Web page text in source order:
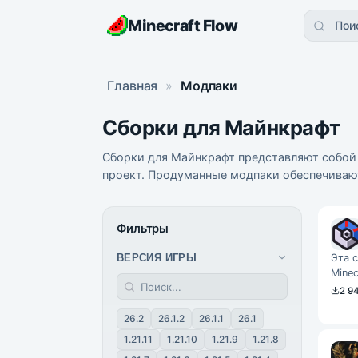
Minecraft Flow
Главная » Модпаки
Сборки для Майнкрафт
Сборки для Майнкрафт представляют
проект. Продуманные модпаки
Фильтры
ВЕРСИЯ ИГРЫ
26.2 26.1.2 26.1.1
26.1
1.21.11
1.21.10 1.21.9
1.21.8
Эта
2